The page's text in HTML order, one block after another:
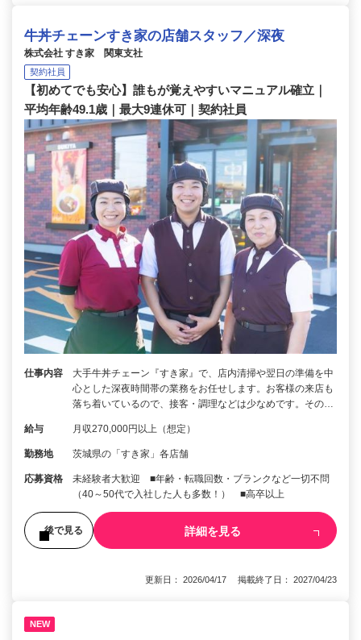
牛丼チェーンすき家の店舗スタッフ／深夜
株式会社 すき家 関東支社
契約社員
【初めてでも安心】誰もが覚えやすいマニュアル確立｜
平均年齢49.1歳｜最大9連休可｜契約社員
仕事内容
大手牛丼チェーン『すき家』で、店内清掃や翌日の準備を中
心とした深夜時間帯の業務をお任せします。お客様の来店も
落ち着いているので、接客・調理などは少なめです。その…
給与 月収270,000円以上（想定）
勤務地 茨城県の「すき家」各店舗
応募資格
未経験者大歓迎 ■年齢・転職回数・ブランクなど一切不問
（40～50代で入社した人も多数！） ■高卒以上
後で見る 詳細を見る
更新日： 2026/04/17 掲載終了日： 2027/04/23
NEW